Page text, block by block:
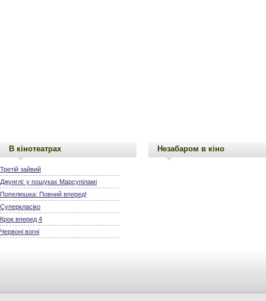
В кінотеатрах
Третій зайвий
Джунглі: у пошуках Марсупіламі
Попелюшка: Повний вперед!
Суперкласіко
Крок вперед 4
Червоні вогні
Незабаром в кіно